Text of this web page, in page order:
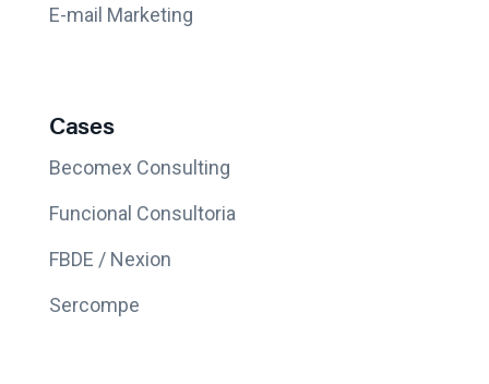
E-mail Marketing
Cases
Becomex Consulting
Funcional Consultoria
FBDE / Nexion
Sercompe